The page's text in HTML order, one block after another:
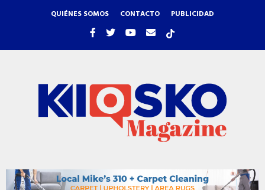
QUIÉNES SOMOS CONTACTO PUBLICIDAD